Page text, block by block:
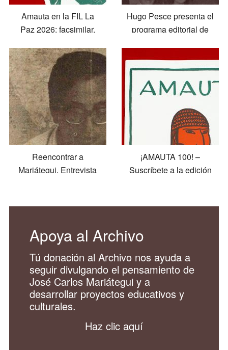
Amauta en la FIL La
Paz 2026: facsimilar,
Hugo Pesce presenta el
programa editorial de
Reencontrar a
Mariátegui. Entrevista
¡AMAUTA 100! –
Suscríbete a la edición
Apoya al Archivo
Tú donación al Archivo nos ayuda a
seguir divulgando el pensamiento de
José Carlos Mariátegui y a
desarrollar proyectos educativos y
culturales.
Haz clic aquí